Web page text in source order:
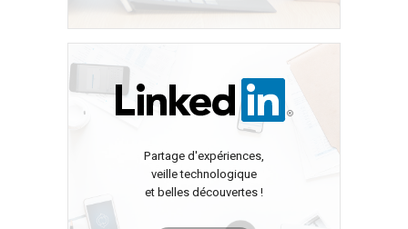
Partage d'expériences,
veille technologique
et belles découvertes !